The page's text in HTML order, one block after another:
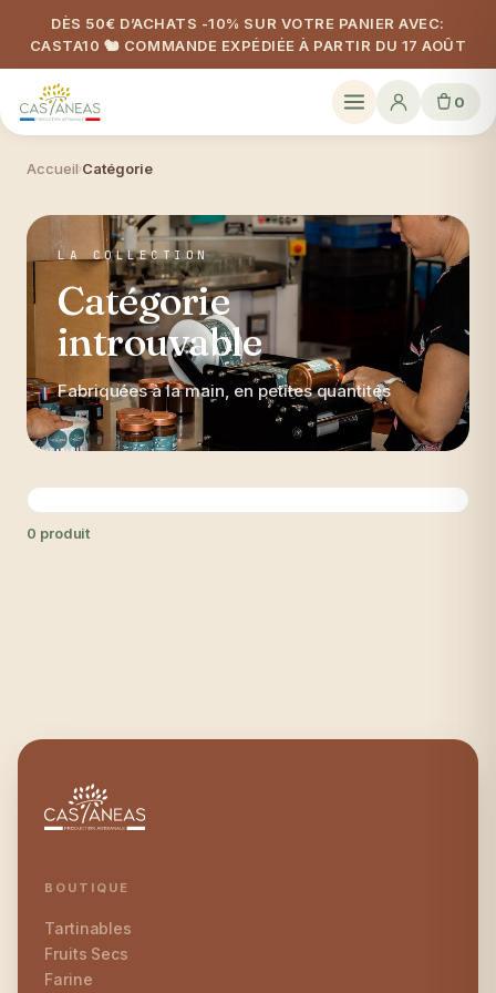
DÈS 50€ D’ACHATS -10% SUR VOTRE PANIER AVEC:
CASTA10 🐿️ COMMANDE EXPÉDIÉE À PARTIR DU 17 AOÛT
0
Accueil›Catégorie
LA COLLECTION
Catégorie
introuvable
Fabriquées à la main, en petites quantités
0 produit
BOUTIQUE
Tartinables
Fruits Secs
Farine